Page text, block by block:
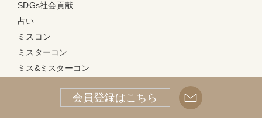
SDGs社会貢献
占い
ミスコン
ミスターコン
ミス&ミスターコン
ミセスコンテスト会員登録はこちら